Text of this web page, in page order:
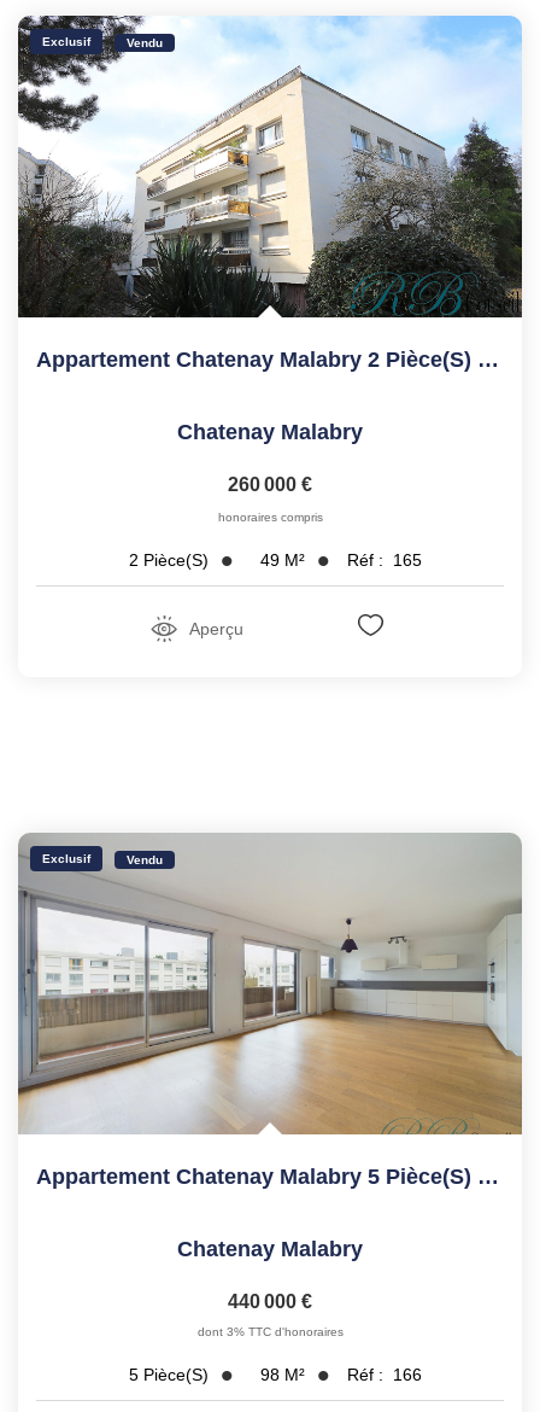
Exclusif Vendu
Appartement Chatenay Malabry 2 Pièce(s) 49.09 M2
Chatenay Malabry
260 000 €
honoraires compris
2 Pièce(s) 49 M² Réf : 165
Aperçu
Exclusif Vendu
Appartement Chatenay Malabry 5 Pièce(s) 98.36 M2
Chatenay Malabry
440 000 €
dont 3% TTC d'honoraires
5 Pièce(s) 98 M² Réf : 166